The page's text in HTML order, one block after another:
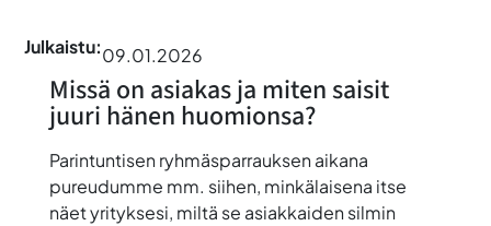
Julkaistu:09.01.2026
Missä on asiakas ja miten saisit
juuri hänen huomionsa?
Parintuntisen ryhmäsparrauksen aikana
pureudumme mm. siihen, minkälaisena itse
näet yrityksesi, miltä se asiakkaiden silmin